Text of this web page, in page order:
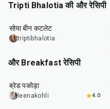
Tripti Bhalotia की और रेसिपी
50
सोया बीन कटलेट
triptibhalotia
और Breakfast रेसिपी
15
ब्रेड पकोड़ा
leenakohli 4.0